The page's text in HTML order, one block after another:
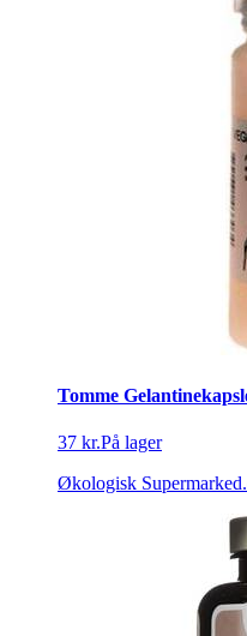
Tomme
37 kr.På lager
Økologisk